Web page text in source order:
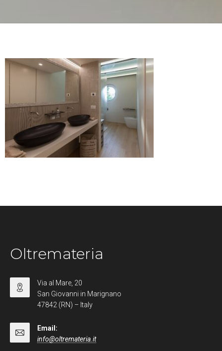
Oltremateria
Via al Mare, 20
San Giovanni in Marignano
47842 (RN) – Italy
Email:
info@oltremateria.it